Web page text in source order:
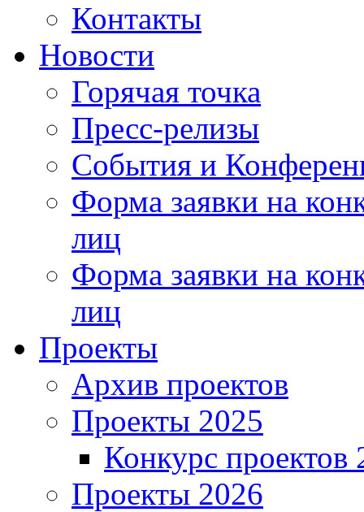
Контакты
Новости
Горячая точка
Пресс-релизы
События и
Форма заявки на
лиц
Форма заявки на
лиц
Проекты
Архив проектов
Проекты 2025
Конкурс проектов
Проекты 2026